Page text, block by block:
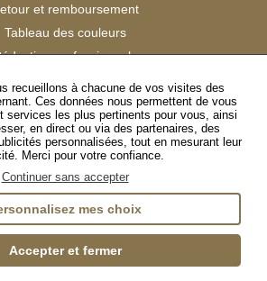
et remboursement
Tableau des couleurs
professionnels
Satisfaction Clients
SUIVEZ-NOUS
FacebookYouTubeLinkedIn
Gestion des cookies
recueillons à chacune de vos visites des
Ces données nous permettent de vous
services les plus pertinents pour vous, ainsi
en direct ou via des partenaires, des
personnalisées, tout en mesurant leur
Merci pour votre confiance.
Continuer sans accepter
mes choix
Accepter et fermer